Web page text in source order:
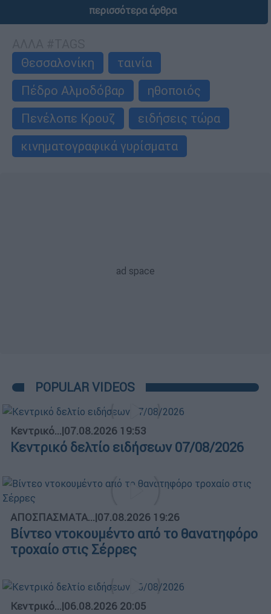
περισσότερα άρθρα
Θεσσαλονίκη
ταινία
Πέδρο Αλμοδόβαρ
ηθοποιός
Πενέλοπε Κρουζ
ειδήσεις τώρα
κινηματογραφικά γυρίσματα
POPULAR VIDEOS
Κεντρικό...|07.08.2026 19:53
Κεντρικό δελτίο ειδήσεων 07/08/2026
ΑΠΟΣΠΑΣΜΑΤΑ...|07.08.2026 19:26
Βίντεο ντοκουμέντο από το θανατηφόρο
τροχαίο στις Σέρρες
Κεντρικό...|06.08.2026 20:05